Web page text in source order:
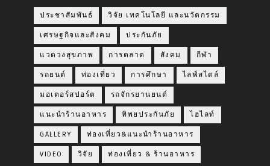
ประชาสัมพันธ์ วิจัย เทคโนโลยี และนวัตกรรม
เศรษฐกิจและสังคม ประกันภัย
แวดวงสุขภาพ การตลาด สังคม กีฬา
รถยนต์ ท่องเที่ยว การศึกษา ไลฟ์สไตล์
มอเตอร์สปอร์ต รถจักรยานยนต์
แนะนำร้านอาหาร ทิพยประกันภัย ไฮไลท์
GALLERY ท่องเที่ยว&แนะนำร้านอาหาร
VIDEO วิจัย ท่องเที่ยว & ร้านอาหาร